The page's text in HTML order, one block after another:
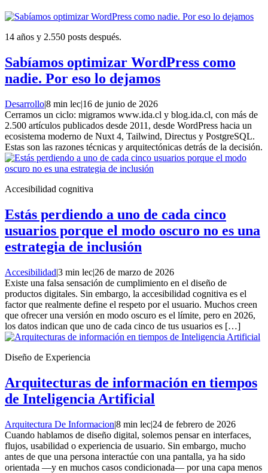
14 años y 2.550 posts después.
Sabíamos optimizar WordPress como
nadie. Por eso lo dejamos
Desarrollo|8 min lec|16 de junio de 2026
Cerramos un ciclo: migramos www.ida.cl y blog.ida.cl, con más de
2.500 artículos publicados desde 2011, desde WordPress hacia un
ecosistema moderno de Nuxt 4, Tailwind, Directus y PostgreSQL.
Estas son las razones técnicas y arquitectónicas detrás de la decisión.
Accesibilidad cognitiva
Estás perdiendo a uno de cada cinco
usuarios porque el modo oscuro no es una
estrategia de inclusión
Accesibilidad|3 min lec|26 de marzo de 2026
Existe una falsa sensación de cumplimiento en el diseño de
productos digitales. Sin embargo, la accesibilidad cognitiva es el
factor que realmente define el respeto por el usuario. Muchos creen
que ofrecer una versión en modo oscuro es el límite, pero en 2026,
los datos indican que uno de cada cinco de tus usuarios es […]
Diseño de Experiencia
Arquitecturas de información en tiempos
de Inteligencia Artificial
Arquitectura De Informacion|8 min lec|24 de febrero de 2026
Cuando hablamos de diseño digital, solemos pensar en interfaces,
flujos, usabilidad o experiencia de usuario. Sin embargo, mucho
antes de que una persona interactúe con una pantalla, ya ha sido
orientada —y en muchos casos condicionada— por una capa menos